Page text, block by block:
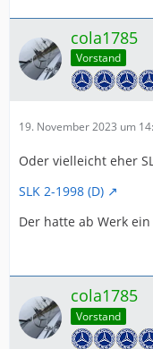
cola1785
Vorstand
19. November 2023 um
Oder vielleicht eher
SLK 2-1998 (D)
Der hatte ab Werk
cola1785
Vorstand